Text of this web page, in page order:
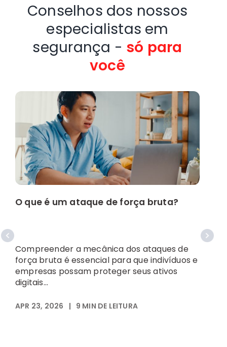
Conselhos dos nossos
especialistas em
segurança - só para
você
O que é um ataque de força bruta?
Compreender a mecânica dos ataques de
força bruta é essencial para que indivíduos e
empresas possam proteger seus ativos
digitais...
APR 23, 2026 | 9 MIN DE LEITURA